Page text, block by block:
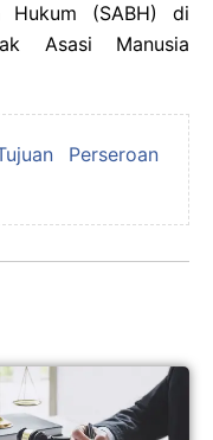
Hukum (SABH) di
Asasi Manusia
Perseroan